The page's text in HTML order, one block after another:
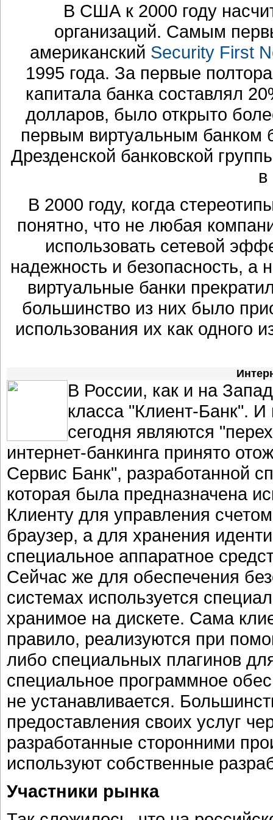
В США к 2000 году
организаций. Самым
американский Security First
1995 года. За первые
капитала банка составлял
долларов, было открыто
первым виртуальным
Дрезденской банковской
в
В 2000 году, когда
понятно, что не любая
использовать сетевой
надежность и безопасность, а
виртуальные банки
большинство из них было
использования их как одного
В России, как и на
класса "Клиент-Банк".
сегодня являются
интернет-банкинга принято
Сервис Банк", разработанной
которая была предназначена
Клиенту для управления
браузер, а для хранения
специальное аппаратное
Сейчас же для обеспечения
системах используется
хранимое на дискете. Сама
правило, реализуются при
либо специальных плагинов
специальное программное
не устанавливается.
предоставления своих услуг
разработанные сторонними
используют собственные
Участники рынка